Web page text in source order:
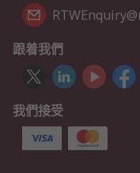
跟着我們
我們接受